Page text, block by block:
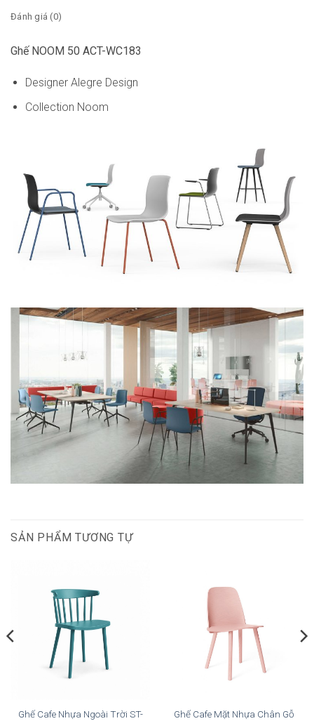
Đánh giá (0)
Ghế NOOM 50 ACT-WC183
Designer Alegre Design
Collection Noom
SẢN PHẨM TƯƠNG TỰ
Ghế Cafe Nhựa Ngoài Trời ST-
Ghế Cafe Mặt Nhựa Chân Gỗ